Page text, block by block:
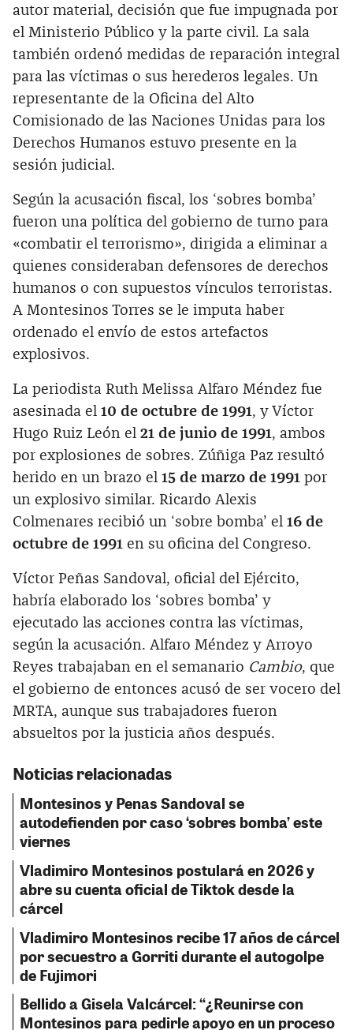
autor material, decisión que fue impugnada por
el Ministerio Público y la parte civil. La sala
también ordenó medidas de reparación integral
para las víctimas o sus herederos legales. Un
representante de la Oficina del Alto
Comisionado de las Naciones Unidas para los
Derechos Humanos estuvo presente en la
sesión judicial.
Según la acusación fiscal, los ‘sobres bomba’
fueron una política del gobierno de turno para
«combatir el terrorismo», dirigida a eliminar a
quienes consideraban defensores de derechos
humanos o con supuestos vínculos terroristas.
A Montesinos Torres se le imputa haber
ordenado el envío de estos artefactos
explosivos.
La periodista Ruth Melissa Alfaro Méndez fue
asesinada el 10 de octubre de 1991, y Víctor
Hugo Ruiz León el 21 de junio de 1991, ambos
por explosiones de sobres. Zúñiga Paz resultó
herido en un brazo el 15 de marzo de 1991 por
un explosivo similar. Ricardo Alexis
Colmenares recibió un ‘sobre bomba’ el 16 de
octubre de 1991 en su oficina del Congreso.
Víctor Peñas Sandoval, oficial del Ejército,
habría elaborado los ‘sobres bomba’ y
ejecutado las acciones contra las víctimas,
según la acusación. Alfaro Méndez y Arroyo
Reyes trabajaban en el semanario Cambio, que
el gobierno de entonces acusó de ser vocero del
MRTA, aunque sus trabajadores fueron
absueltos por la justicia años después.
Noticias relacionadas
Montesinos y Penas Sandoval se
autodefienden por caso ‘sobres bomba’ este
viernes
Vladimiro Montesinos postulará en 2026 y
abre su cuenta oficial de Tiktok desde la
cárcel
Vladimiro Montesinos recibe 17 años de cárcel
por secuestro a Gorriti durante el autogolpe
de Fujimori
Bellido a Gisela Valcárcel: “¿Reunirse con
Montesinos para pedirle apoyo en un proceso